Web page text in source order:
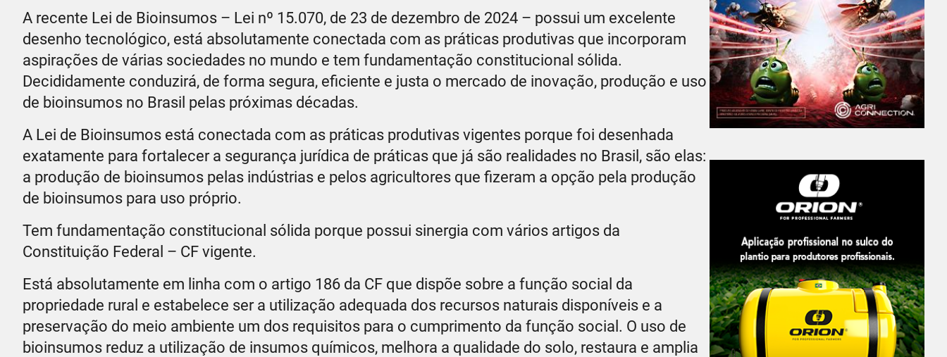
A recente Lei de Bioinsumos – Lei nº 15.070, de 23 de dezembro de 2024 – possui um excelente
desenho tecnológico, está absolutamente conectada com as práticas produtivas que incorporam
aspirações de várias sociedades no mundo e tem fundamentação constitucional sólida.
Decididamente conduzirá, de forma segura, eficiente e justa o mercado de inovação, produção e uso
de bioinsumos no Brasil pelas próximas décadas.
A Lei de Bioinsumos está conectada com as práticas produtivas vigentes porque foi desenhada
exatamente para fortalecer a segurança jurídica de práticas que já são realidades no Brasil, são elas:
a produção de bioinsumos pelas indústrias e pelos agricultores que fizeram a opção pela produção
de bioinsumos para uso próprio.
Tem fundamentação constitucional sólida porque possui sinergia com vários artigos da
Constituição Federal – CF vigente.
Está absolutamente em linha com o artigo 186 da CF que dispõe sobre a função social da
propriedade rural e estabelece ser a utilização adequada dos recursos naturais disponíveis e a
preservação do meio ambiente um dos requisitos para o cumprimento da função social. O uso de
bioinsumos reduz a utilização de insumos químicos, melhora a qualidade do solo, restaura e amplia